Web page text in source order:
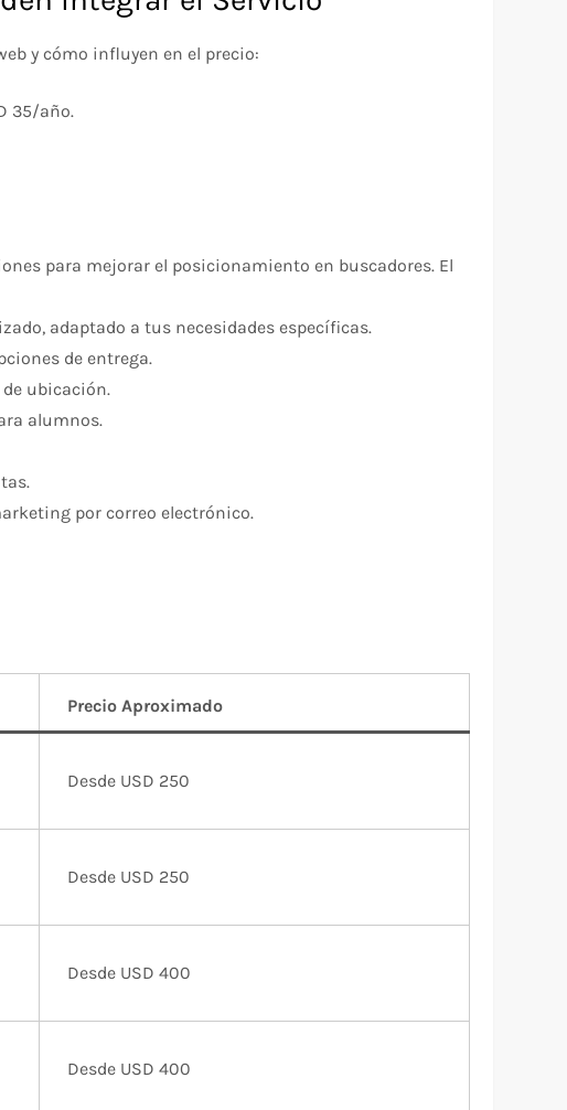
y cómo influyen en el precio:
35/año.
para mejorar el posicionamiento en buscadores. El
adaptado a tus necesidades específicas.
de entrega.
ubicación.
alumnos.
por correo electrónico.
Precio Aproximado
Desde USD 250
Desde USD 250
Desde USD 400
Desde USD 400